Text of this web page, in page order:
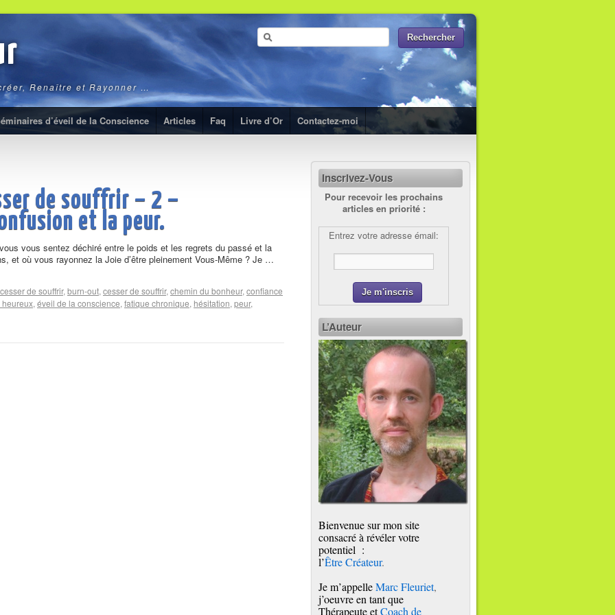
Renaître et Rayonner …
d’éveil de la Conscience Articles Faq Livre d’Or Contactez-moi
de souffrir – 2 –
et la peur.
vous sentez déchiré entre le poids et les regrets du passé et la
et où vous rayonnez la Joie d’être pleinement Vous-Même ? Je …
de souffrir, burn-out, cesser de souffrir, chemin du bonheur, confiance
heureux, éveil de la conscience, fatique chronique, hésitation, peur,
Inscrivez-Vous
Pour recevoir les prochains
articles en priorité :
Entrez votre adresse émail:
L’Auteur
Bienvenue sur mon site
consacré à révéler votre
potentiel :
l’Être Créateur.
Je m’appelleMarc Fleuriet,
j’oeuvre en tant que
Thérapeute etCoach de